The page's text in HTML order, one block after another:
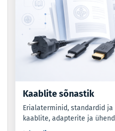
Kaablite sõnastik
Erialaterminid, standardid
kaablite, adapterite ja